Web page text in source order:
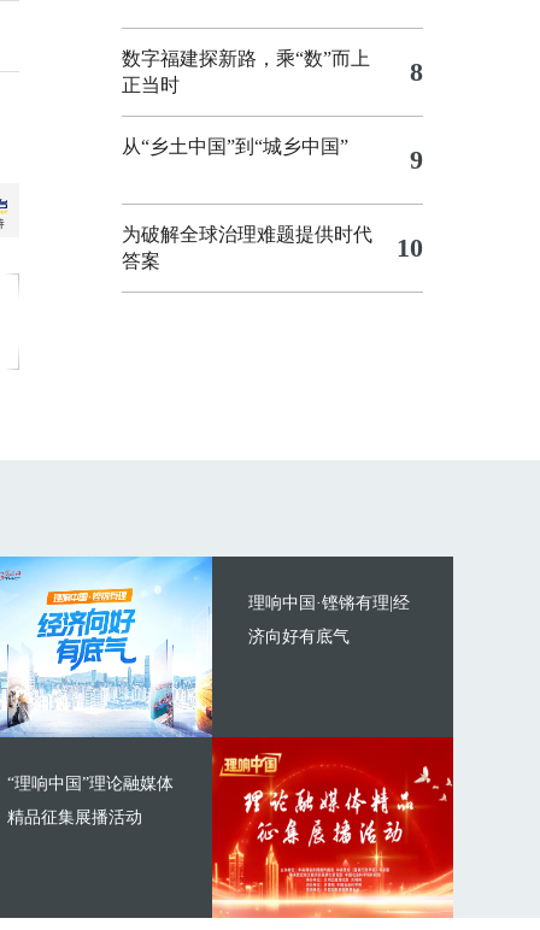
数字福建探新路，乘“数”而上
正当时
8
从“乡土中国”到“城乡中国” 9
为破解全球治理难题提供时代
答案
10
理响中国·铿锵有理|经
济向好有底气
“理响中国”理论融媒体
精品征集展播活动